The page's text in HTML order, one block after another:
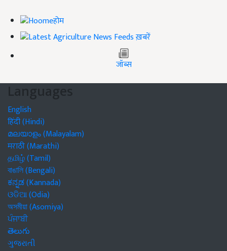
होम
ख़बरें
जॉब्स
Languages
English
हिंदी (Hindi)
മലയാളം (Malayalam)
मराठी (Marathi)
தமிழ் (Tamil)
বাঙালি (Bengali)
ಕನ್ನಡ (Kannada)
ଓଡିଆ (Odia)
অসমীয়া (Asomiya)
ਪੰਜਾਬੀ
తెలుగు
ગુજરાતી